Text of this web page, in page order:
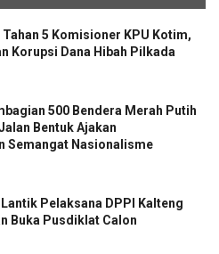
Tahan 5 Komisioner KPU Kotim,
Korupsi Dana Hibah Pilkada
500 Bendera Merah Putih
Bentuk Ajakan
Semangat Nasionalisme
Pelaksana DPPI Kalteng
Buka Pusdiklat Calon